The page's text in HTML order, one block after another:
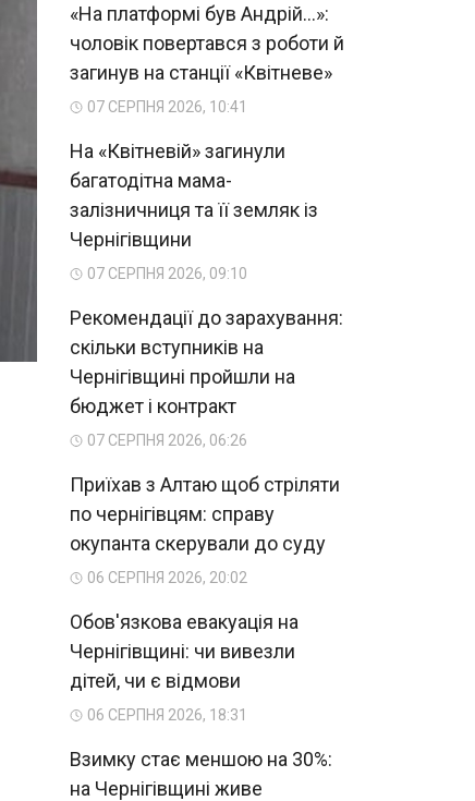
«На платформі був Андрій...»:
чоловік повертався з роботи й
загинув на станції «Квітневе»
07 СЕРПНЯ 2026, 10:41
На «Квітневій» загинули
багатодітна мама-
залізничниця та її земляк із
Чернігівщини
07 СЕРПНЯ 2026, 09:10
Рекомендації до зарахування:
скільки вступників на
Чернігівщині пройшли на
бюджет і контракт
07 СЕРПНЯ 2026, 06:26
Приїхав з Алтаю щоб стріляти
по чернігівцям: справу
окупанта скерували до суду
06 СЕРПНЯ 2026, 20:02
Обов'язкова евакуація на
Чернігівщині: чи вивезли
дітей, чи є відмови
06 СЕРПНЯ 2026, 18:31
Взимку стає меншою на 30%:
на Чернігівщині живе